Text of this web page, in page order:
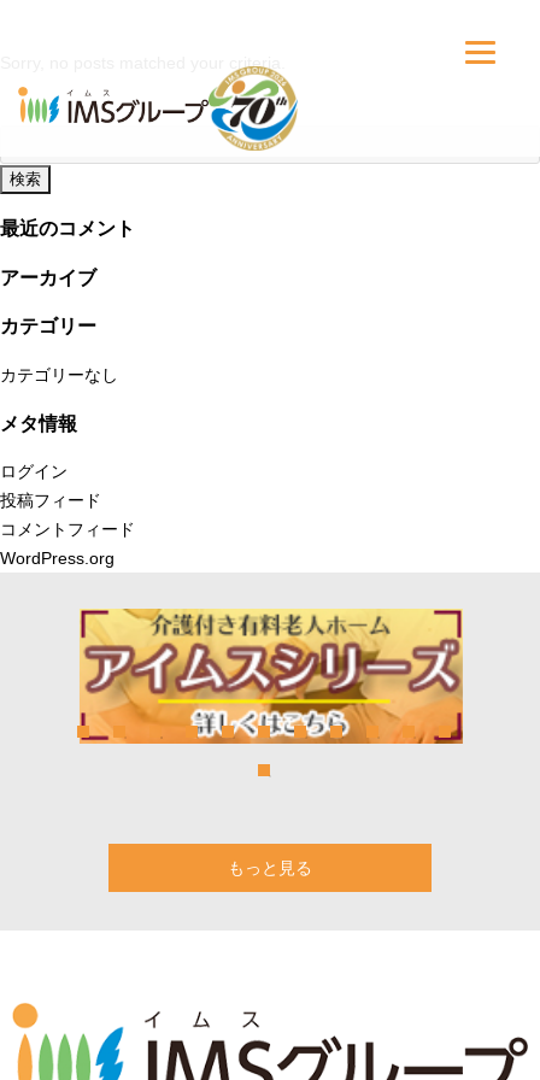
Sorry, no posts matched your criteria.
索:
最近のコメント
アーカイブ
カテゴリー
カテゴリーなし
メタ情報
ログイン
投稿フィード
コメントフィード
WordPress.org
もっと見る